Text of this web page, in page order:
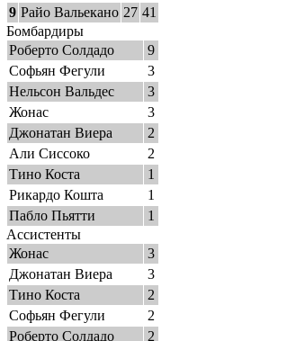
9 Райо Вальекано 27 41
Бомбардиры
Роберто Солдадо
9
Софьян Фегули
3
Нельсон Вальдес
3
Жонас
3
Джонатан Виера
2
Али Сиссоко
2
Тино Коста
1
Рикардо Кошта
1
Пабло Пьятти
1
Ассистенты
Жонас
3
Джонатан Виера
3
Тино Коста
2
Софьян Фегули
2
Роберто Солдадо
2